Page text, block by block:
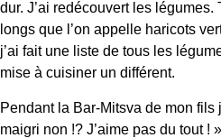
dur. J’ai redécouvert les légumes.
longs que l’on appelle haricots
j’ai fait une liste de tous les
mise à cuisiner un différent.
Pendant la Bar-Mitsva de mon fils
maigri non !? J’aime pas du tout !